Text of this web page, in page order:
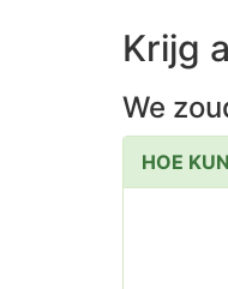
Krijg
We
HOE